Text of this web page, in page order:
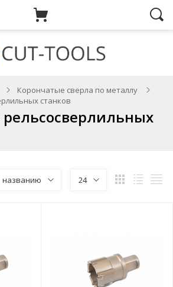
Корончатые сверла по металлу
станков
названию 24